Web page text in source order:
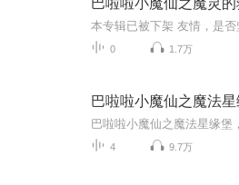
0 1.7万
巴啦啦小魔仙之魔法星
巴啦啦小魔仙之魔法星缘堡
4 9.7万